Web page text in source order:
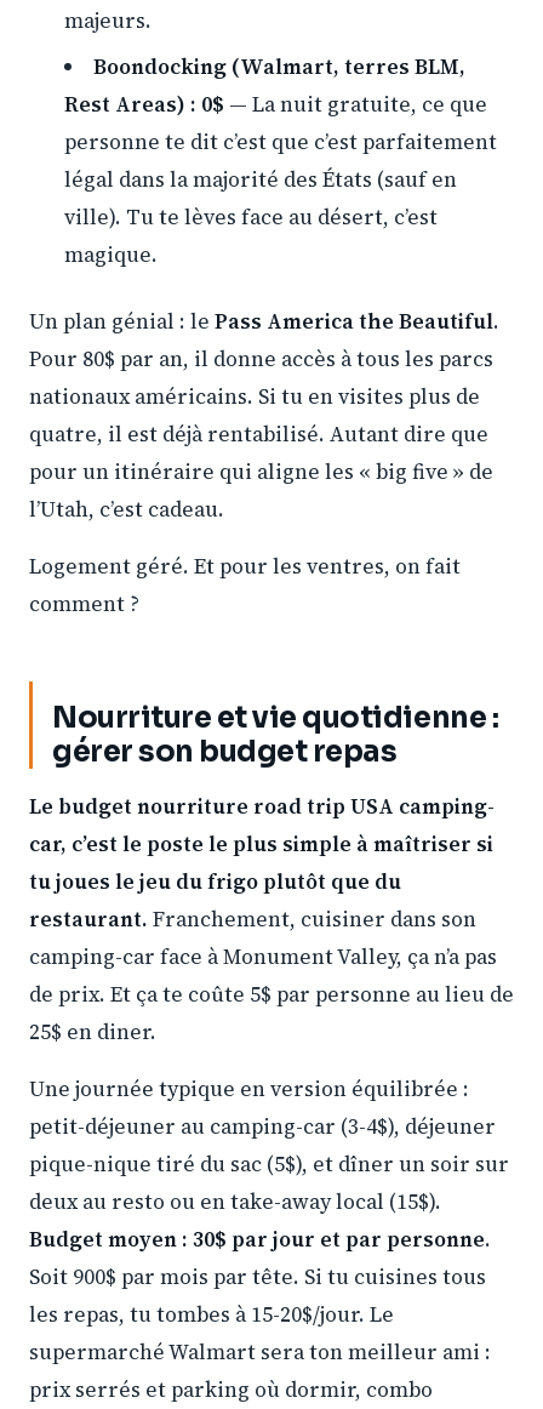
majeurs.
Boondocking (Walmart, terres BLM,
Rest Areas) : 0$ — La nuit gratuite, ce que
personne te dit c’est que c’est parfaitement
légal dans la majorité des États (sauf en
ville). Tu te lèves face au désert, c’est
magique.
Un plan génial : le Pass America the Beautiful.
Pour 80$ par an, il donne accès à tous les parcs
nationaux américains. Si tu en visites plus de
quatre, il est déjà rentabilisé. Autant dire que
pour un itinéraire qui aligne les « big five » de
l’Utah, c’est cadeau.
Logement géré. Et pour les ventres, on fait
comment ?
Nourriture et vie quotidienne :
gérer son budget repas
Le budget nourriture road trip USA camping-
car, c’est le poste le plus simple à maîtriser si
tu joues le jeu du frigo plutôt que du
restaurant. Franchement, cuisiner dans son
camping-car face à Monument Valley, ça n’a pas
de prix. Et ça te coûte 5$ par personne au lieu de
25$ en diner.
Une journée typique en version équilibrée :
petit-déjeuner au camping-car (3-4$), déjeuner
pique-nique tiré du sac (5$), et dîner un soir sur
deux au resto ou en take-away local (15$).
Budget moyen : 30$ par jour et par personne.
Soit 900$ par mois par tête. Si tu cuisines tous
les repas, tu tombes à 15-20$/jour. Le
supermarché Walmart sera ton meilleur ami :
prix serrés et parking où dormir, combo